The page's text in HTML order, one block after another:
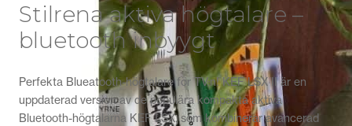
Stilrena aktiva högtalare –
bluetooth inbyygt
Perfekta Blueatooth-högtalare för TV:n! KEF LSX II är en
uppdaterad version av de populära kompakta aktiva
Bluetooth-högtalarna KEF LSX, som kombinerar avancerad